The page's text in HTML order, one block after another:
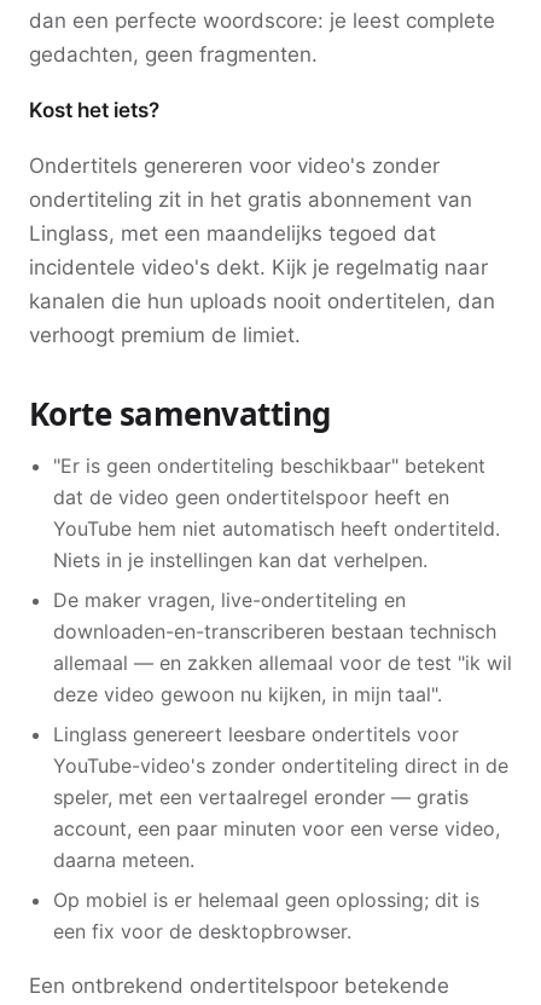
dan een perfecte woordscore: je leest complete
gedachten, geen fragmenten.
Kost het iets?
Ondertitels genereren voor video's zonder
ondertiteling zit in het gratis abonnement van
Linglass, met een maandelijks tegoed dat
incidentele video's dekt. Kijk je regelmatig naar
kanalen die hun uploads nooit ondertitelen, dan
verhoogt premium de limiet.
Korte samenvatting
"Er is geen ondertiteling beschikbaar" betekent
dat de video geen ondertitelspoor heeft en
YouTube hem niet automatisch heeft ondertiteld.
Niets in je instellingen kan dat verhelpen.
De maker vragen, live-ondertiteling en
downloaden-en-transcriberen bestaan technisch
allemaal — en zakken allemaal voor de test "ik wil
deze video gewoon nu kijken, in mijn taal".
Linglass genereert leesbare ondertitels voor
YouTube-video's zonder ondertiteling direct in de
speler, met een vertaalregel eronder — gratis
account, een paar minuten voor een verse video,
daarna meteen.
Op mobiel is er helemaal geen oplossing; dit is
een fix voor de desktopbrowser.
Een ontbrekend ondertitelspoor betekende